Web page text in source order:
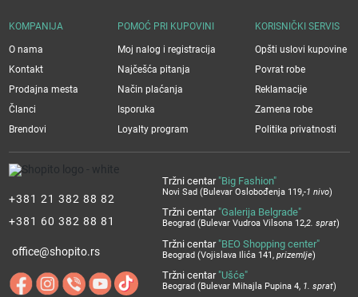
+381 21 382 88 82
+381 60 382 88 81
office@shopito.rs
Tržni centar "Big Fashion"
Novi Sad (Bulevar Oslobođenja 119,-1 nivo)
Tržni centar "Galerija Belgrade"
Beograd (Bulevar Vudroa Vilsona 12,2. sprat)
Tržni centar "BEO Shopping center"
Beograd (Vojislava Ilića 141, prizemlje)
Tržni centar "Ušće"
Beograd (Bulevar Mihajla Pupina 4, 1. sprat)
KOMPANIJA
O nama
Kontakt
Prodajna mesta
Članci
Brendovi
POMOĆ PRI KUPOVINI
Moj nalog i registracija
Najčešća pitanja
Način plaćanja
Isporuka
Loyalty program
KORISNIČKI SERVIS
Opšti uslovi kupovine
Povrat robe
Reklamacije
Zamena robe
Politika privatnosti